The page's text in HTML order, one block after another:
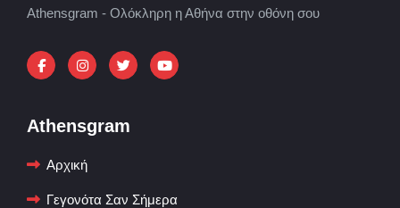
Athensgram - Ολόκληρη η Αθήνα στην οθόνη σου
Athensgram
Αρχική
Γεγονότα Σαν Σήμερα